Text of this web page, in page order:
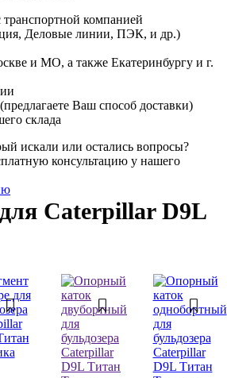
компанией
Деловые линии, ПЭК, и др.)
и МО, а также Екатеринбургу и г.
Ваш способ доставки)
склада
искали или остались вопросы?
консультацию у нашего
Caterpillar D9L